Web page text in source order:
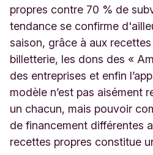
propres contre 70 % de
tendance se confirme
saison, grâce à aux
billetterie, les dons des «
des entreprises et enfin
modèle n’est pas aisément
un chacun, mais pouvoir
de financement différentes
recettes propres constitue